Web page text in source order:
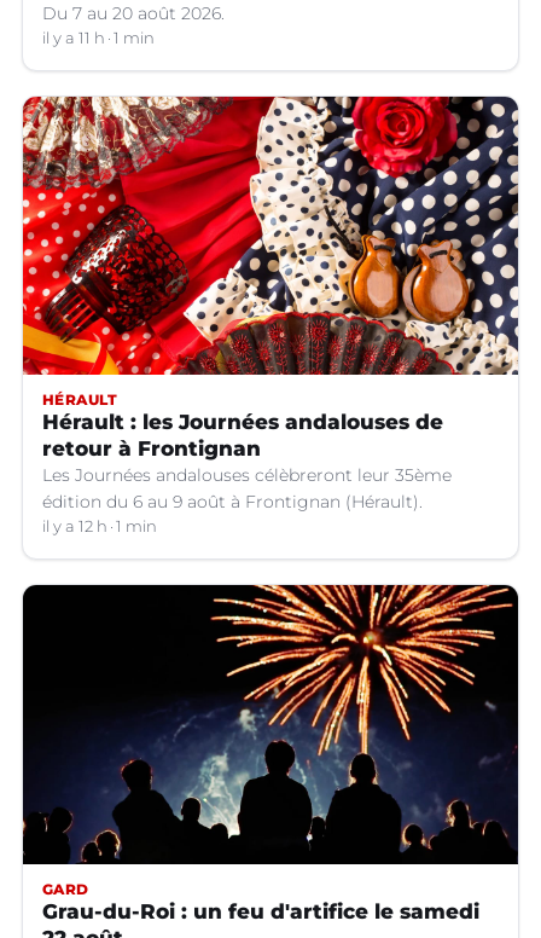
Du 7 au 20 août 2026.
il y a 11 h 1 min
HÉRAULT
Hérault : les Journées andalouses de
retour à Frontignan
Les Journées andalouses célèbreront leur 35ème
édition du 6 au 9 août à Frontignan (Hérault).
il y a 12 h 1 min
GARD
Grau-du-Roi : un feu d'artifice le samedi